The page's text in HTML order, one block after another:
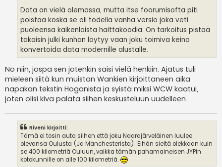
Data on vielä olemassa, mutta itse foorumisofta piti
poistaa koska se oli todella vanha versio joka veti
puoleensa kaikenlaista haittakoodia. On tarkoitus pistää
takaisin julki kunhan löytyy vaan joku toimiva keino
konvertoida data modernille alustalle.
No niin, jospa sen jotenkin saisi vielä henkiin. Ajatus tuli
mieleen siitä kun muistan Wankien kirjoittaneen aika
napakan tekstin Hoganista ja syistä miksi WCW kaatui,
joten olisi kiva palata siihen keskusteluun uudelleen.
Riveni kirjoitti:
Tämä ei tosin auta siihen että joku Naarajärveläinen luulee
olevansa Oulusta (Ja Manchesterista). Eihän sieltä olekkaan kuin
se 400 kilometriä Ouluun, vaikka tämän pahamaineisen JYPin
kotokunnille on alle 100 kilometriä.